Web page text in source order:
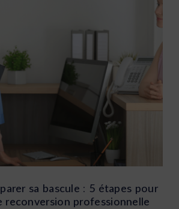
sa bascule : 5 étapes pour
reconversion professionnelle